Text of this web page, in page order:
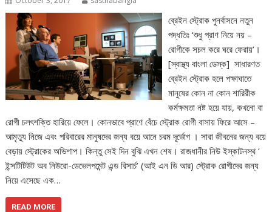
ব্রেইন স্ট্রোক পুনর্বাসনে নতুন
পদ্ধতিঃ ‘শুধু প্রাণ নিয়ে নয় –
রোগীকে সচল করে ঘরে ফেরায়’।
[স্বাস্থ্য বাংলা ডেস্ক] সাধারণত
ব্রেইন স্ট্রোক হলে পক্ষাঘাতে
মানুষের কোন না কোন শারিরীক
কর্মক্ষমতা নষ্ট হয়ে যায়, কখনো বা
রোগী চলৎশক্তি হারিয়ে ফেলে। কোনভাবে প্রাণে বেঁচে স্ট্রোক রোগী বাসায় ফিরে আসে –
আমৃত্যু নিজে এবং পরিবারের মানুষদের জন্য বয়ে আনে চরম দূর্ভোগ । সারা জীবনের জন্য বয়ে
বেড়ায় স্ট্রোকের অভিশাপ। কিন্তু সেই দিন বুঝি এখন শেষ। রাজধানীর নিউ ইস্কাটনস্থ ‘
ইন্সটিটিউট অব নিউরো-ডেভেলপমেন্ট এন্ড রিসার্চ’ (আই এন ডি আর) স্ট্রোক রোগীদের জন্য
নিয়ে এসেছে এক…
READ MORE